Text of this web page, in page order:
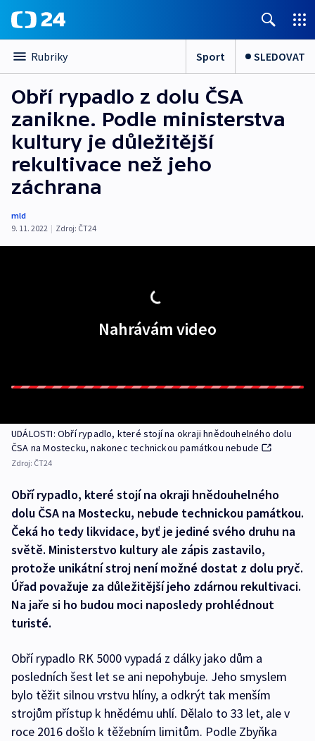
Rubriky Sport SLEDOVAT
Obří rypadlo z dolu ČSA
zanikne. Podle ministerstva
kultury je důležitější
rekultivace než jeho
záchrana
mld
9. 11. 2022 | Zdroj: ČT24
Nahrávám video
UDÁLOSTI: Obří rypadlo, které stojí na okraji hnědouhelného dolu
ČSA na Mostecku, nakonec technickou památkou nebude
Zdroj: ČT24
Obří rypadlo, které stojí na okraji hnědouhelného
dolu ČSA na Mostecku, nebude technickou památkou.
Čeká ho tedy likvidace, byť je jediné svého druhu na
světě. Ministerstvo kultury ale zápis zastavilo,
protože unikátní stroj není možné dostat z dolu pryč.
Úřad považuje za důležitější jeho zdárnou rekultivaci.
Na jaře si ho budou moci naposledy prohlédnout
turisté.
Obří rypadlo RK 5000 vypadá z dálky jako dům a
posledních šest let se ani nepohybuje. Jeho smyslem
bylo těžit silnou vrstvu hlíny, a odkrýt tak menším
strojům přístup k hnědému uhlí. Dělalo to 33 let, ale v
roce 2016 došlo k těžebním limitům. Podle Zbyňka